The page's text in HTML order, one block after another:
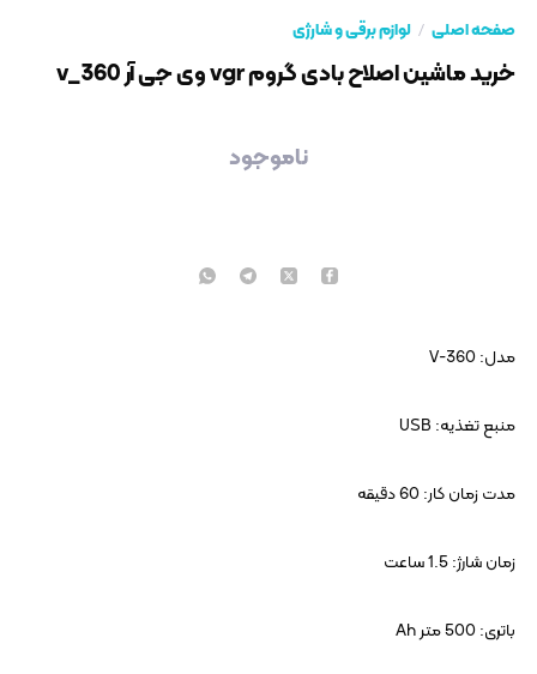
صفحه اصلی لوازم برقی و شارژی
خرید ماشین اصلاح بادی گروم vgr وی جی آر v_360
ناموجود
مدل: V-360
منبع تغذیه: USB
مدت زمان کار: 60 دقیقه
زمان شارژ: 1.5 ساعت
باتری: 500 متر Ah